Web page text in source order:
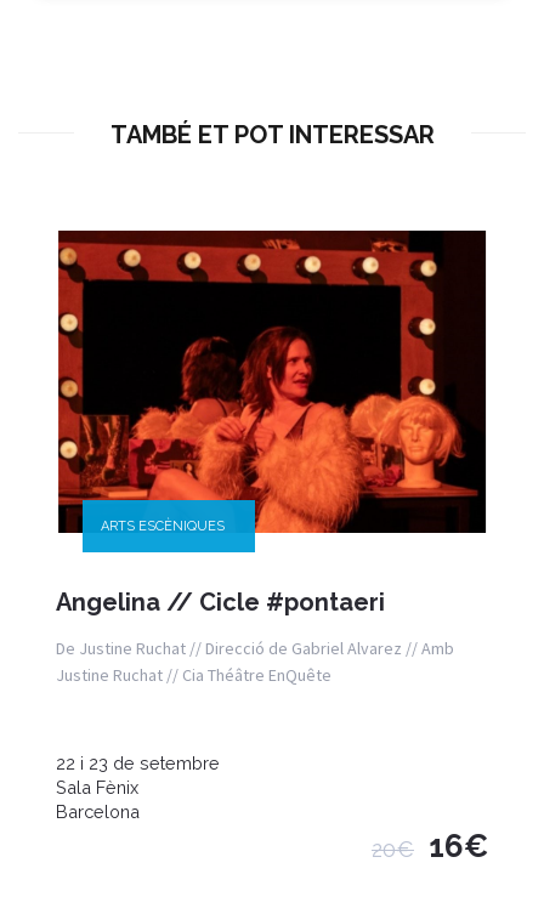
TAMBÉ ET POT INTERESSAR
ARTS ESCÈNIQUES
Angelina // Cicle #pontaeri
De Justine Ruchat // Direcció de Gabriel Alvarez // Amb
Justine Ruchat // Cia Théâtre EnQuête
22 i 23 de setembre
Sala Fènix
Barcelona
20€ 16€